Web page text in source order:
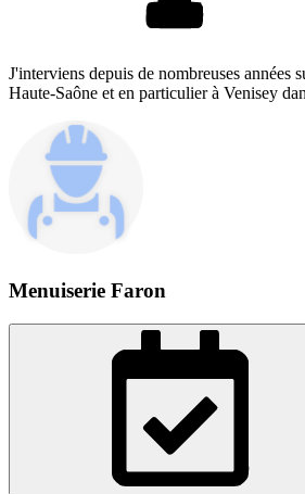
J'interviens depuis de nombreuses années
Haute-Saône et en particulier à Venisey
Menuiserie Faron